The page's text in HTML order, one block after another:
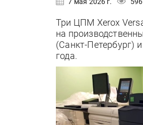
Три ЦПМ Xerox
на
(Санкт-Петербург)
года.